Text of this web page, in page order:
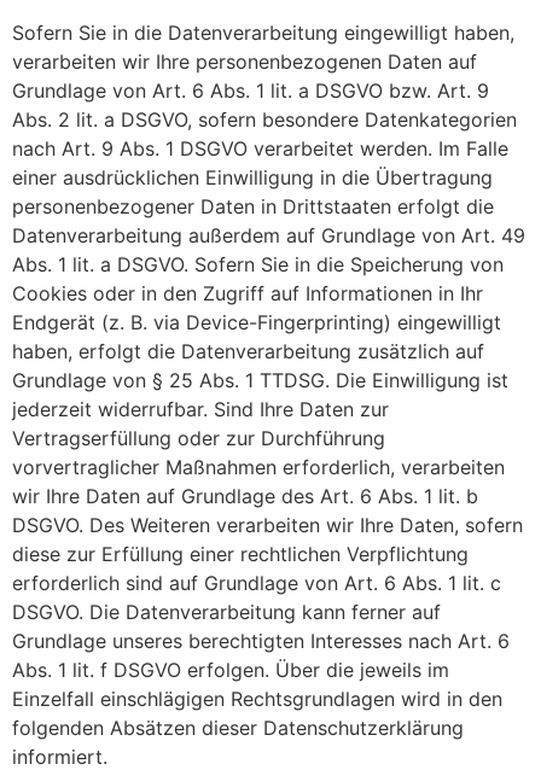
Sofern Sie in die Datenverarbeitung eingewilligt haben,
verarbeiten wir Ihre personenbezogenen Daten auf
Grundlage von Art. 6 Abs. 1 lit. a DSGVO bzw. Art. 9
Abs. 2 lit. a DSGVO, sofern besondere Datenkategorien
nach Art. 9 Abs. 1 DSGVO verarbeitet werden. Im Falle
einer ausdrücklichen Einwilligung in die Übertragung
personenbezogener Daten in Drittstaaten erfolgt die
Datenverarbeitung außerdem auf Grundlage von Art. 49
Abs. 1 lit. a DSGVO. Sofern Sie in die Speicherung von
Cookies oder in den Zugriff auf Informationen in Ihr
Endgerät (z. B. via Device-Fingerprinting) eingewilligt
haben, erfolgt die Datenverarbeitung zusätzlich auf
Grundlage von § 25 Abs. 1 TTDSG. Die Einwilligung ist
jederzeit widerrufbar. Sind Ihre Daten zur
Vertragserfüllung oder zur Durchführung
vorvertraglicher Maßnahmen erforderlich, verarbeiten
wir Ihre Daten auf Grundlage des Art. 6 Abs. 1 lit. b
DSGVO. Des Weiteren verarbeiten wir Ihre Daten, sofern
diese zur Erfüllung einer rechtlichen Verpflichtung
erforderlich sind auf Grundlage von Art. 6 Abs. 1 lit. c
DSGVO. Die Datenverarbeitung kann ferner auf
Grundlage unseres berechtigten Interesses nach Art. 6
Abs. 1 lit. f DSGVO erfolgen. Über die jeweils im
Einzelfall einschlägigen Rechtsgrundlagen wird in den
folgenden Absätzen dieser Datenschutzerklärung
informiert.